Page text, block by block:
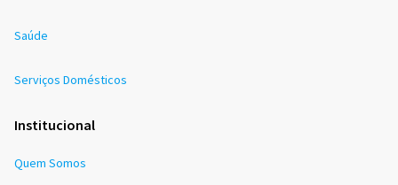
Saúde
Serviços Domésticos
Institucional
Quem Somos